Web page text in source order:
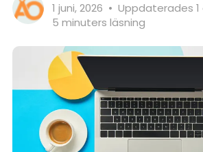
1 juni, 2026 • Uppdaterades 1
5 minuters läsning